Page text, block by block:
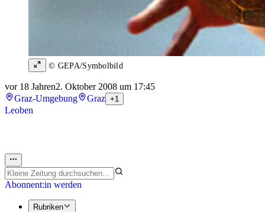
© GEPA/Symbolbild
vor 18 Jahren2. Oktober 2008 um 17:45
Graz-Umgebung
Graz +1
Leoben
Abonnent:in werden
Rubriken